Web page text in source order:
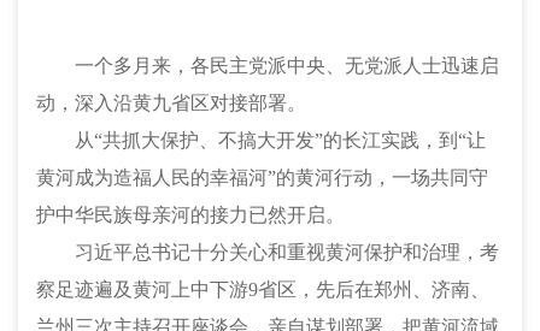
一个多月来，各民主党派中央、无党派人士迅速启
动，深入沿黄九省区对接部署。
从“共抓大保护、不搞大开发”的长江实践，到“让
黄河成为造福人民的幸福河”的黄河行动，一场共同守
护中华民族母亲河的接力已然开启。
习近平总书记十分关心和重视黄河保护和治理，考
察足迹遍及黄河上中下游9省区，先后在郑州、济南、
兰州三次主持召开座谈会，亲自谋划部署，把黄河流域